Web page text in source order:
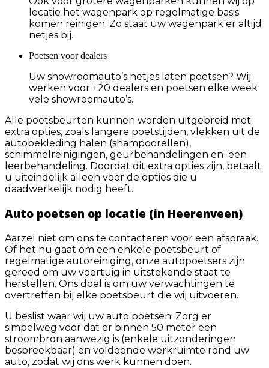
locatie het wagenpark op regelmatige basis
komen reinigen. Zo staat uw wagenpark er altijd
netjes bij.
Poetsen voor dealers
Uw showroomauto’s netjes laten poetsen? Wij
werken voor +20 dealers en poetsen elke week
vele showroomauto’s.
Alle poetsbeurten kunnen worden uitgebreid met
extra opties, zoals langere poetstijden, vlekken uit de
autobekleding halen (shampoorellen),
schimmelreinigingen, geurbehandelingen en een
leerbehandeling. Doordat dit extra opties zijn, betaalt
u uiteindelijk alleen voor de opties die u
daadwerkelijk nodig heeft.
Auto poetsen op locatie (in Heerenveen)
Aarzel niet om ons te contacteren voor een afspraak.
Of het nu gaat om een enkele poetsbeurt of
regelmatige autoreiniging, onze autopoetsers zijn
gereed om uw voertuig in uitstekende staat te
herstellen. Ons doel is om uw verwachtingen te
overtreffen bij elke poetsbeurt die wij uitvoeren.
U beslist waar wij uw auto poetsen. Zorg er
simpelweg voor dat er binnen 50 meter een
stroombron aanwezig is (enkele uitzonderingen
bespreekbaar) en voldoende werkruimte rond uw
auto, zodat wij ons werk kunnen doen.